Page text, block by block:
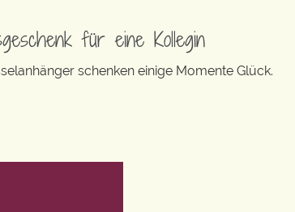
für eine Kollegin
schenken einige Momente Glück.